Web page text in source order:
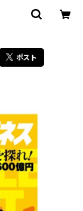
ポスト